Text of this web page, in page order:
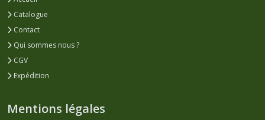
Catalogue
Contact
Qui sommes nous ?
CGV
Expédition
Mentions légales